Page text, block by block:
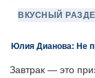
ВКУСНЫЙ
Юлия Дианова: Не
Завтрак — это